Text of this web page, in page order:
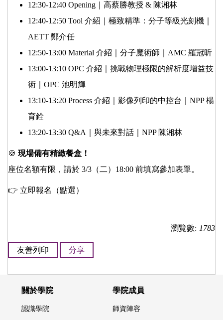
12:30-12:40 Opening｜高蔡勝教授 & 陳湘林
12:40-12:50 Tool 介紹｜極致精準：分子等級光刻機｜
AETT 鄭介任
12:50-13:00 Material 介紹｜分子魔術師｜AMC 羅冠昕
13:00-13:10 OPC 介紹｜挑戰物理極限的解析度增益技
術｜OPC 池明輝
13:10-13:20 Process 介紹｜影像列印的中控台｜NPP 楊
育銓
13:20-13:30 Q&A｜與未來對話｜NPP 陳湘林
🍪 現場備有精緻餐盒！
座位名額有限，請於 3/3（二）18:00 前填寫參加表單。
👉 立即報名（點選）
瀏覽數: 1783
友善列印 分享
關於學院
認識學院
學院成員
師資陣容